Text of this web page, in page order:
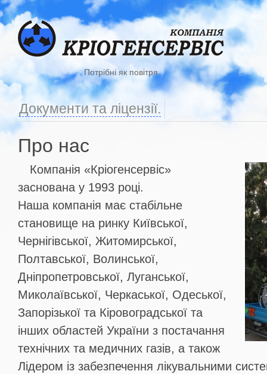
Потрібні як повітря
Документи та ліцензії.
Про нас
Компанія «Кріогенсервіс»
заснована у 1993 році.
Наша компанія має стабільне
становище на ринку Київської,
Чернігівської, Житомирської,
Полтавської, Волинської,
Дніпропетровської, Луганської,
Миколаївської, Черкаської, Одеської,
Запорізької та Кіровоградської та
інших областей України з постачання
технічних та медичних газів, а також
Лідером із забезпечення лікувальними